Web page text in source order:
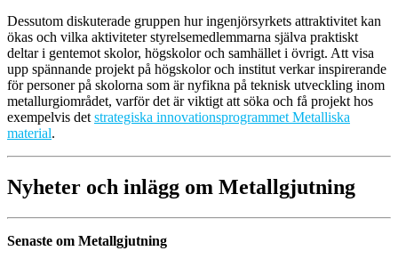
Dessutom diskuterade gruppen hur ingenjörsyrkets attraktivitet kan
ökas och vilka aktiviteter styrelsemedlemmarna själva praktiskt
deltar i gentemot skolor, högskolor och samhället i övrigt. Att visa
upp spännande projekt på högskolor och institut verkar inspirerande
för personer på skolorna som är nyfikna på teknisk utveckling inom
metallurgiområdet, varför det är viktigt att söka och få projekt hos
exempelvis det strategiska innovationsprogrammet Metalliska
material.
Nyheter och inlägg om Metallgjutning
Senaste om Metallgjutning